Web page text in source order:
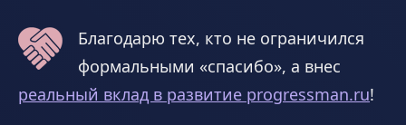
Благодарю тех, кто не ограничился
формальными «спасибо», а внес
реальный вклад в развитие progressman.ru!